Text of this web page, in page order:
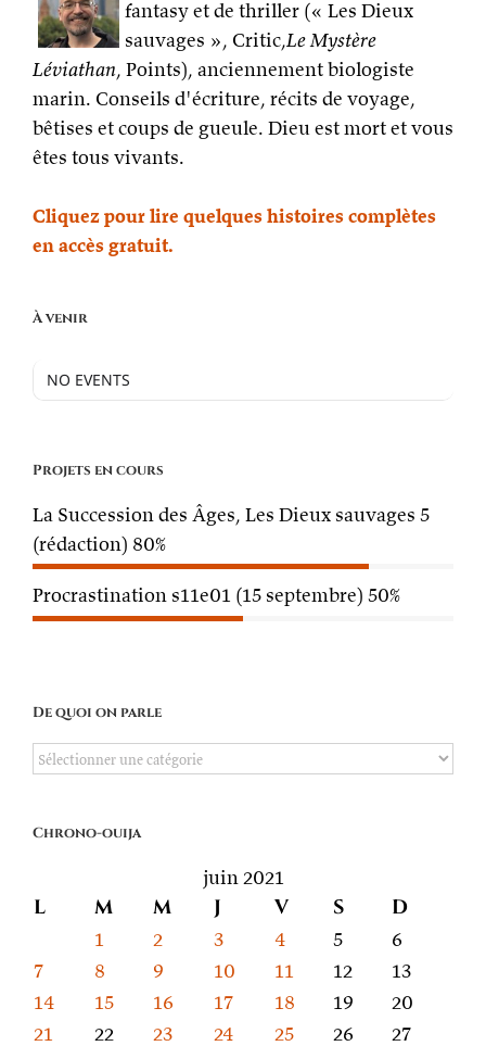
fantasy et de thriller (« Les Dieux
sauvages », Critic,Le Mystère
Léviathan, Points), anciennement biologiste
marin. Conseils d'écriture, récits de voyage,
bêtises et coups de gueule. Dieu est mort et vous
êtes tous vivants.
Cliquez pour lire quelques histoires complètes
en accès gratuit.
À venir
NO EVENTS
Projets en cours
La Succession des Âges, Les Dieux sauvages 5
(rédaction) 80%
Procrastination s11e01 (15 septembre) 50%
De quoi on parle
De
parle
Chrono-ouija
juin 2021
L M M J V S D
1 2 3 4 5
6
7
8 9 10 11 12
13
14
15 16 17 18 19
20
21
22 23 24 25 26 27